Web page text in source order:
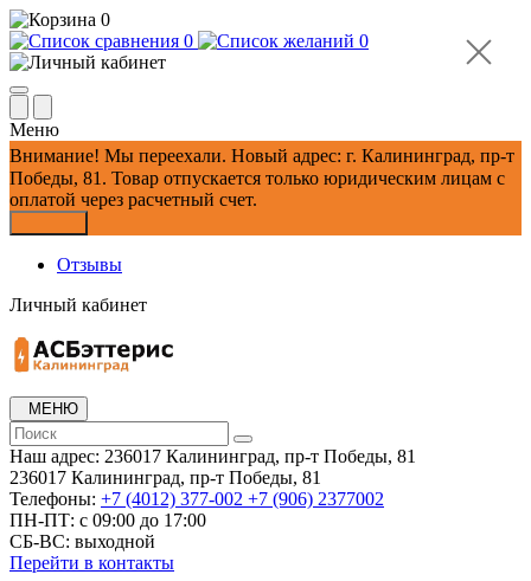
0
0
0
Меню
Внимание! Мы переехали. Новый адрес: г. Калининград, пр-т
Победы, 81. Товар отпускается только юридическим лицам с
оплатой через расчетный счет.
Отзывы
Личный кабинет
МЕНЮ
Наш адрес: 236017 Калининград,​ пр-т Победы, 81
236017 Калининград,​ пр-т Победы, 81
Телефоны: +7 (4012) 377-002 +7 (906) 2377002
ПН-ПТ: с 09:00 до 17:00
СБ-ВС: выходной
Перейти в контакты